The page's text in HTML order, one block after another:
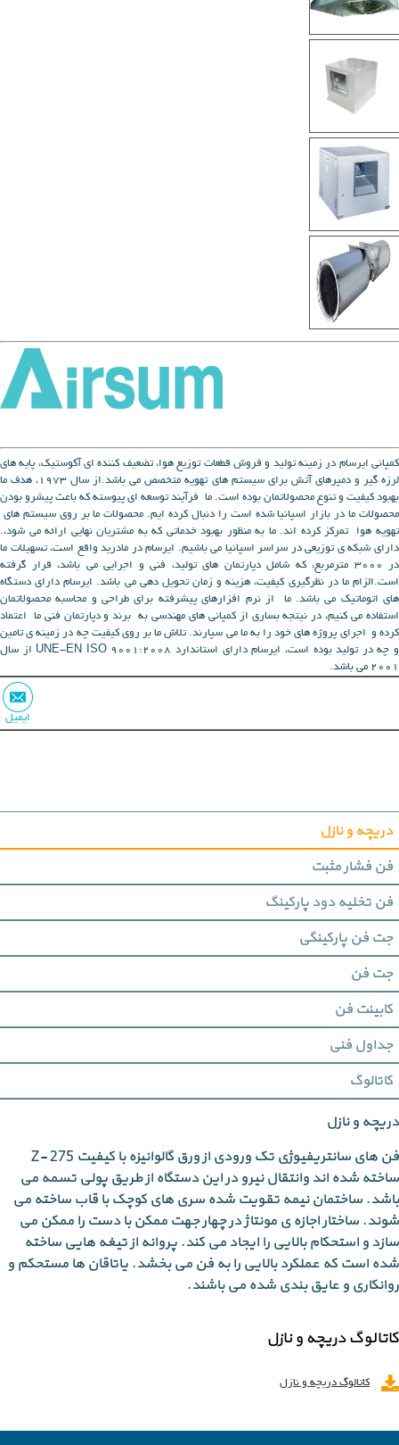
کمپانی ایرسام در زمینه تولید و فروش قطعات توزیع هوا، تضعیف کننده ای آکوستیک، پایه های
لرزه گیر و دمپرهای آتش برای سیستم های تهویه متخصص می باشد.از سال 1973، هدف ما
بهبود کیفیت و تنوع محصولاتمان بوده است. ما فرآیند توسعه ای پیوسته که باعث پیشرو بودن
محصولات ما در بازار اسپانیا شده است را دنبال کرده ایم. محصولات ما بر روی سیستم های
تهویه هوا تمرکز کرده اند. ما به منظور بهبود خدماتی که به مشتریان نهایی ارائه می شود،.
دارای شبکه ی توزیعی در سراسر اسپانیا می باشیم. ایرسام در مادرید واقع است، تسهیلات ما
در 3000 مترمربع، که شامل دپارتمان های تولید، فنی و اجرایی می باشد، قرار گرفته
است.الزام ما در نظرگیری کیفیت، هزینه و زمان تحویل دهی می باشد. ایرسام دارای دستگاه
های اتوماتیک می باشد. ما از نرم افزارهای پیشرفته برای طراحی و محاسبه محصولاتمان
استفاده می کنیم، در نیتجه بساری از کمپانی های مهندسی به برند و دپارتمان فنی ما اعتماد
کرده و اجرای پروژه های خود را به ما می سپارند. تلاش ما بر روی کیفیت چه در زمینه ی تامین
و چه در تولید بوده است، ایرسام دارای استاندارد UNE-EN ISO 9001:2008 از سال
2001 می باشد.
ایمیل
دریچه و نازل
فن فشار مثبت
فن تخلیه دود پارکینگ
جت فن پارکینگی
جت فن
کابینت فن
جداول فنی
کاتالوگ
دریچه و نازل
فن های سانتریفیوژی تک ورودی از ورق گالوانیزه با کیفیت Z- 275
ساخته شده اند وانتقال نیرو در این دستگاه از طریق پولی تسمه می
باشد. ساختمان نیمه تقویت شده سری های کوچک با قاب ساخته می
شوند. ساختار اجازه ی مونتاژ در چهار جهت ممکن با دست را ممکن می
سازد و استحکام بالایی را ایجاد می کند. پروانه از تیغه هایی ساخته
شده است که عملکرد بالایی را به فن می بخشد. یاتاقان ها مستحکم و
روانکاری و عایق بندی شده می باشند.
کاتالوگ دریچه و نازل
کاتالوگ دریچه و نازل